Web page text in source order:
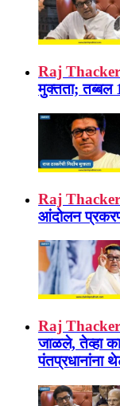
Raj
मुक्तता; तब्बल
Raj
आंदोलन
Raj
जाळले, तेव्हा
पंतप्रधानांना